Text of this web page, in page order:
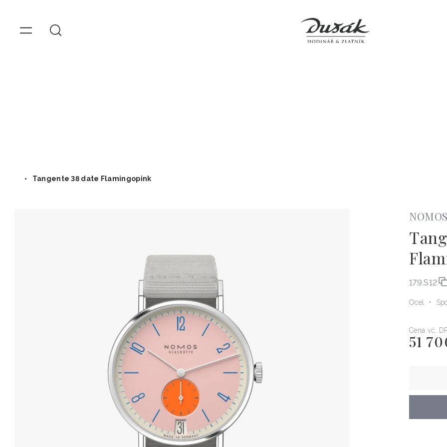
Tangente 38 date Flamingopink
179.S12
Ocel
Cena vč.
Běžná
51